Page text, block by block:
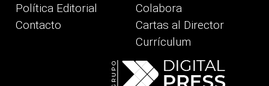
Política Editorial
Contacto
Colabora
Cartas al Director
Currículum